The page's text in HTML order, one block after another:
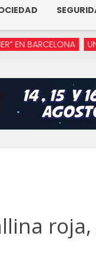
UN MILLÓN AL DÍA, EL